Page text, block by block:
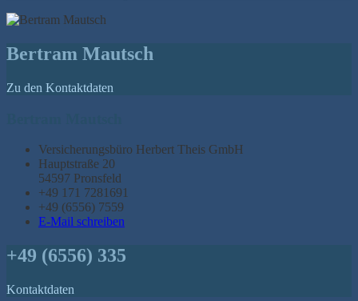
Bertram Mautsch
Zu den Kontaktdaten
Versicherungsbüro Herbert Theis GmbH
Hauptstraße 20
54597 Pronsfeld
+49 171 7281691
+49 (6556) 7559
E-Mail schreiben
+49 (6556) 335
Kontaktdaten